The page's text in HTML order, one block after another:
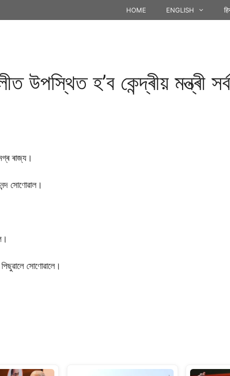
HOME ENGLISH
হ’ব কেন্দ্ৰীয় মন্ত্ৰী
ৰাজ্য।
সোণোৱাল।
সোণোৱালে।